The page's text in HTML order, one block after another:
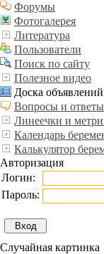
Форумы
Фотогалерея
Литература
Пользователи
Поиск по сайту
Полезное видео
Доска объявлений
Вопросы и ответы
Линеечки и
Календарь
Калькулятор
Авторизация
Логин:
Пароль:
Случайная картинка